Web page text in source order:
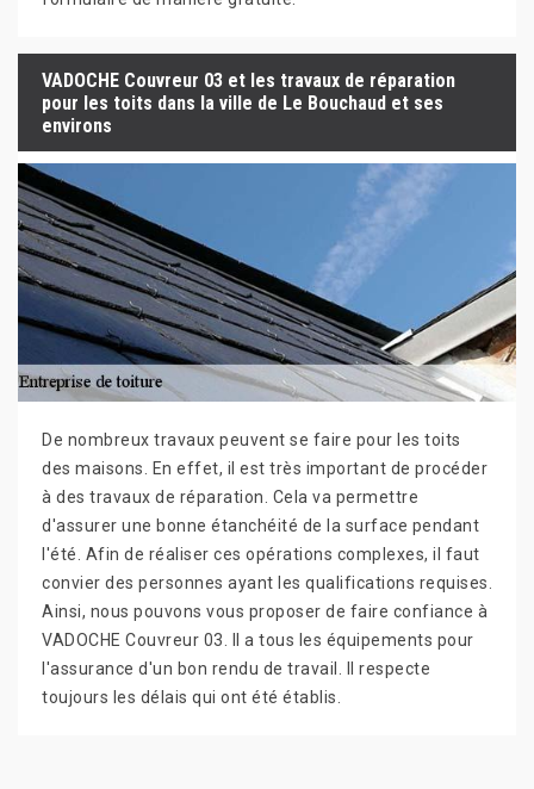
VADOCHE Couvreur 03 et les travaux de réparation
pour les toits dans la ville de Le Bouchaud et ses
environs
De nombreux travaux peuvent se faire pour les toits
des maisons. En effet, il est très important de procéder
à des travaux de réparation. Cela va permettre
d'assurer une bonne étanchéité de la surface pendant
l'été. Afin de réaliser ces opérations complexes, il faut
convier des personnes ayant les qualifications requises.
Ainsi, nous pouvons vous proposer de faire confiance à
VADOCHE Couvreur 03. Il a tous les équipements pour
l'assurance d'un bon rendu de travail. Il respecte
toujours les délais qui ont été établis.